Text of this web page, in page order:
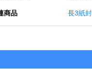
商品 長3紙